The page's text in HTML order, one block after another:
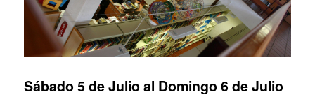
Sábado 5 de Julio al Domingo 6 de Julio